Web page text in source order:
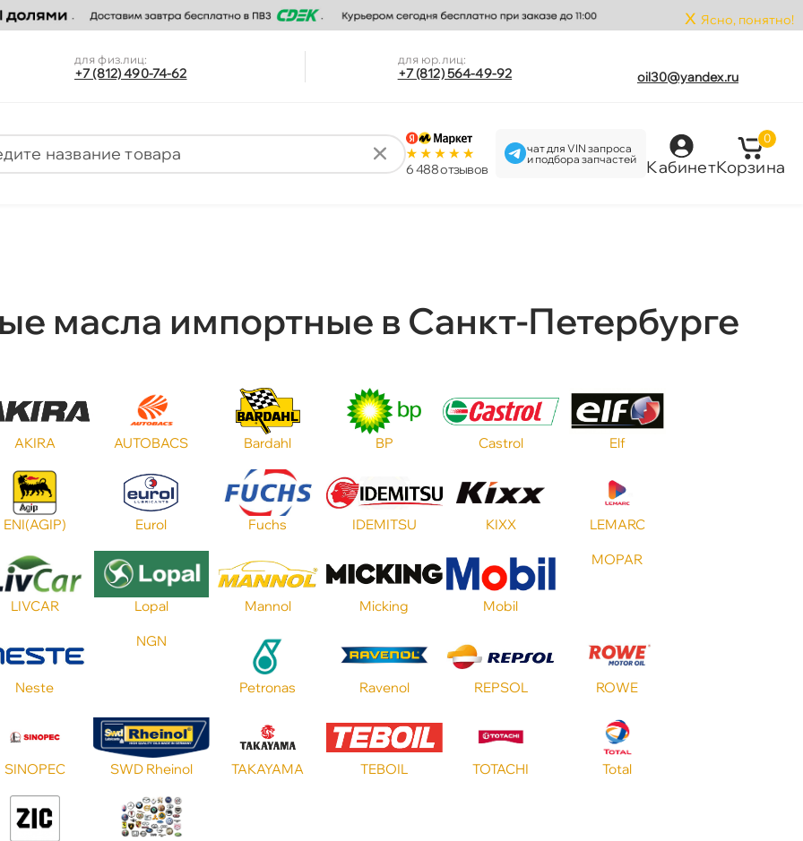
x Ясно, понятно!
для физ.лиц:
+7 (812) 490-74-62
для юр.лиц:
+7 (812) 564-49-92 oil30@yandex.ru
6 488 отзыво
чат для VIN запроса
и подбора запчастей
Кабинет
0
Корзина
масла импортные в Санкт-Петербурге
AKIRA AUTOBACS Bardahl BP Castrol Elf
ENI(AGIP) Eurol Fuchs IDEMITSU KIXX LEMARC
LIVCAR Lopal Mannol Micking Mobil
MOPAR
Neste
NGN
Petronas Ravenol REPSOL ROWE
SINOPEC SWD Rheinol TAKAYAMA TEBOIL TOTACHI Total